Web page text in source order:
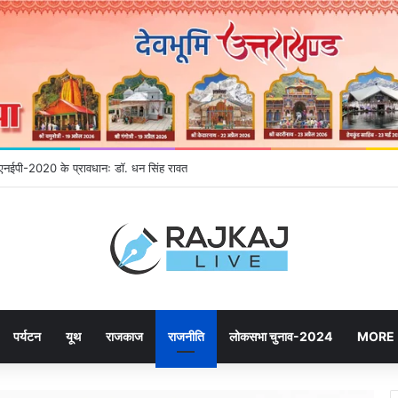
2020 के प्रावधानः डाॅ. धन सिंह रावत
पर्यटन यूथ राजकाज राजनीति लोकसभा चुनाव-2024 MORE